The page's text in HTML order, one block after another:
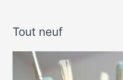
h
e
Tout neuf